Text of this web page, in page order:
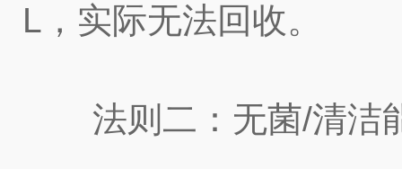
L，实际无法回收。
法则二：无菌/清洁